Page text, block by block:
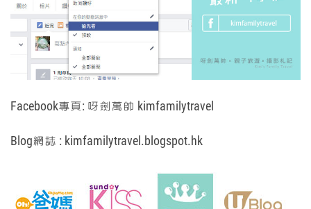
Facebook專頁: 呀劍萬帥 kimfamilytravel
Blog網誌 : kimfamilytravel.blogspot.hk